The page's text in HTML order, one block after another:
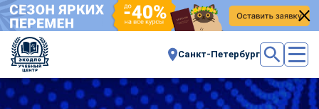
Санкт-Петербург